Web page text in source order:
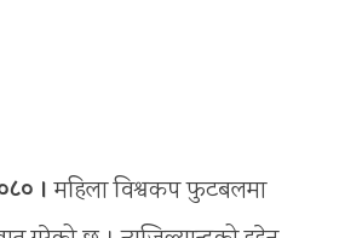
। महिला विश्वकप फुटबलमा